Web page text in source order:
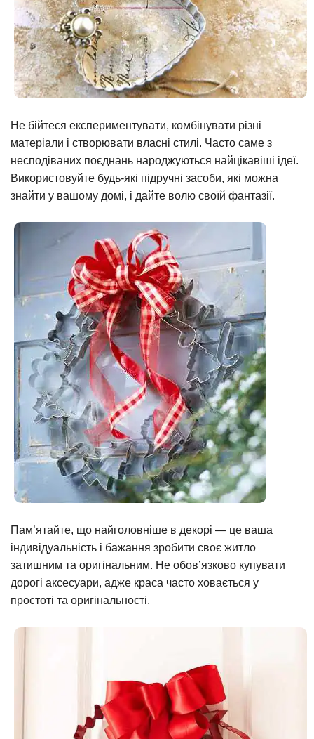
Не бійтеся експериментувати, комбінувати різні
матеріали і створювати власні стилі. Часто саме з
несподіваних поєднань народжуються найцікавіші ідеї.
Використовуйте будь-які підручні засоби, які можна
знайти у вашому домі, і дайте волю своїй фантазії.
Пам’ятайте, що найголовніше в декорі — це ваша
індивідуальність і бажання зробити своє житло
затишним та оригінальним. Не обов’язково купувати
дорогі аксесуари, адже краса часто ховається у
простоті та оригінальності.